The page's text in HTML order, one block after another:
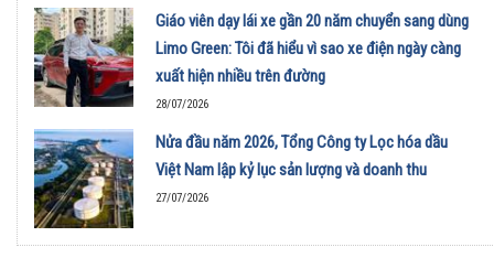
Giáo viên dạy lái xe gần 20 năm chuyển sang dùng
Limo Green: Tôi đã hiểu vì sao xe điện ngày càng
xuất hiện nhiều trên đường
28/07/2026
Nửa đầu năm 2026, Tổng Công ty Lọc hóa dầu
Việt Nam lập kỷ lục sản lượng và doanh thu
27/07/2026